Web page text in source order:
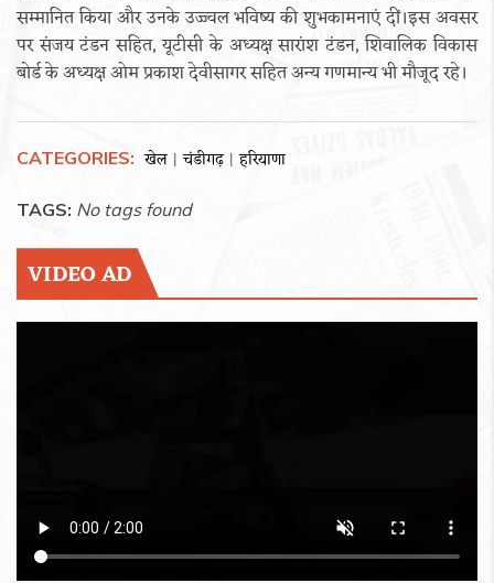
सम्मानित किया और उनके उज्ज्वल भविष्य की शुभकामनाएं दीं।इस अवसर
पर संजय टंडन सहित, यूटीसी के अध्यक्ष सारांश टंडन, शिवालिक विकास
बोर्ड के अध्यक्ष ओम प्रकाश देवीसागर सहित अन्य गणमान्य भी मौजूद रहे।
CATEGORIES: खेल | चंडीगढ़ | हरियाणा
TAGS: No tags found
VIDEO AD